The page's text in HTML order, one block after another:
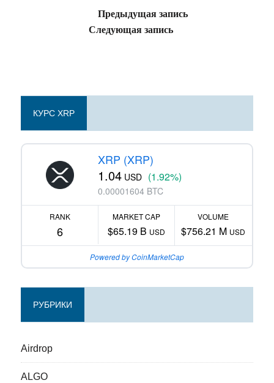
Предыдущая запись
Следующая запись
КУРС XRP
XRP (XRP)
1.04 USD (1.92%)
0.00001604 BTC
RANK
6
MARKET CAP
$65.19 B USD
VOLUME
$756.21 M USD
Powered by CoinMarketCap
РУБРИКИ
Airdrop
ALGO